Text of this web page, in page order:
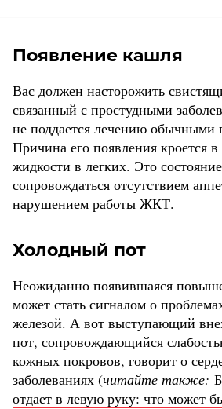
Появление кашля
Вас должен насторожить
связанный с простудными
не поддается лечению обычными
Причина его появления кроется
жидкости в легких. Это
сопровождаться отсутствием
нарушением работы ЖКТ.
Холодный пот
Неожиданно появившаяся
может стать сигналом о
железой. А вот выступающий
пот, сопровождающийся
кожных покровов, говорит о
заболеваниях (читайте также:
отдает в левую руку: что может